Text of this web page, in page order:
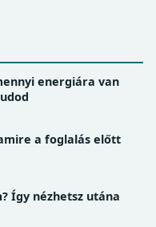
energiára van
a foglalás előtt
Így nézhetsz utána